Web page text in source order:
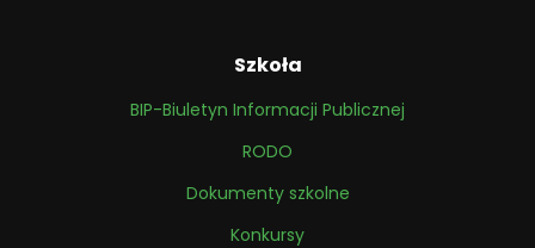
Szkoła
BIP-Biuletyn Informacji Publicznej
RODO
Dokumenty szkolne
Konkursy